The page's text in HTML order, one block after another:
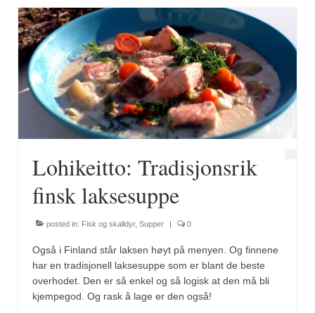
Parisisk pepper
Piment d’Espelette
Purreløk (tørket)
Quatre épices
Rosépepper
Tapaskrydder
Tomatflak
Lohikeitto: Tradisjonsrik
finsk laksesuppe
posted in: Fisk og skalldyr, Supper 0
Også i Finland står laksen høyt på menyen. Og finnene
har en tradisjonell laksesuppe som er blant de beste
overhodet. Den er så enkel og så logisk at den må bli
kjempegod. Og rask å lage er den også!